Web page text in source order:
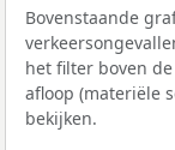
Bovenstaande
het filter boven
afloop (materiële
bekijken.